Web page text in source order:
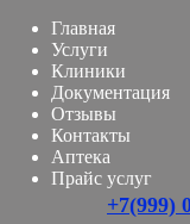
Главная
Услуги
Клиники
Документация
Отзывы
Контакты
Аптека
Прайс услуг
+7(999)